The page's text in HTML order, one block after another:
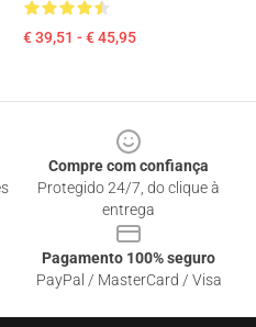
€ 39,51 - € 45,95
Compre com confiança
Protegido 24/7, do clique à
entrega
Pagamento 100% seguro
PayPal / MasterCard / Visa